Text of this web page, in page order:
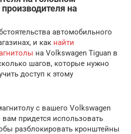
на
автомобильного
и как найти
на Volkswagen Tiguan в
шагов, которые нужно
доступ к этому
с вашего Volkswagen
придется использовать
разблокировать кронштейны